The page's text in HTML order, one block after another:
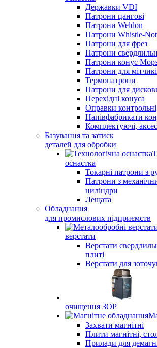
Державки VDI
Патрони цангові
Патрони Weldon
Патрони Whistle-
Патрони для фрез
Патрони
Патрони конус
Патрони для
Термопатрони
Патрони для
Перехідні конуса
Оправки контрольні
Напівфабрикати
Комплектуючі,
Базування та затиск
деталей для обробки
оснастка
Токарні патрони з
Патрони з
циліндри
Лещата
Обладнання
для промислових підприємств
верстати
Верстати
плиті
Верстати для
очищення ЗОР
Захвати магнітні
Плити магнітні,
Прилади для